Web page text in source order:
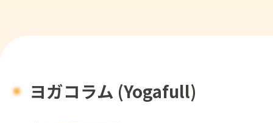
ヨガコラム (Yogafull)